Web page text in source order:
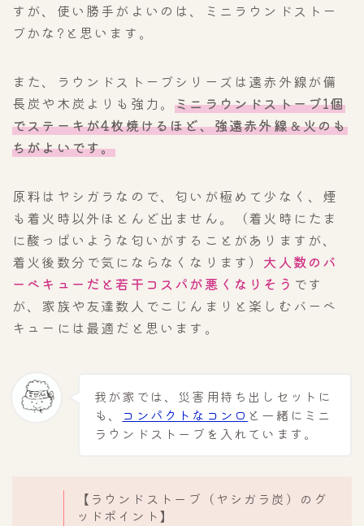
すが、使い勝手がよいのは、ミニラウンドストー
ブかな?と思います。
また、ラウンドストーブシリーズは遠赤外線が備
長炭や木炭よりも強力。ミニラウンドストーブ1個
でステーキが4枚焼けるほど、強遠赤外線＆火のも
ちがよいです。
原料はヤシガラなので、匂いが極めて少なく、煙
も着火時以外ほとんど出ません。（着火時にたま
に酸っぱいような匂いがすることがありますが、
着火後数分で気にならなくなります） 大人数のバ
ーベキューだと若干コスパが悪くなりそう です
が、家族や友達数人でこじんまりと楽しむバーベ
キューには最適だと思います。
我が家では、災害用持ち出しセットに
も、
コンパクトなコンロ と一緒にミニ
ラウンドストーブを入れています。
【ラウンドストーブ（ヤシガラ炭）のグ
ッドポイント】